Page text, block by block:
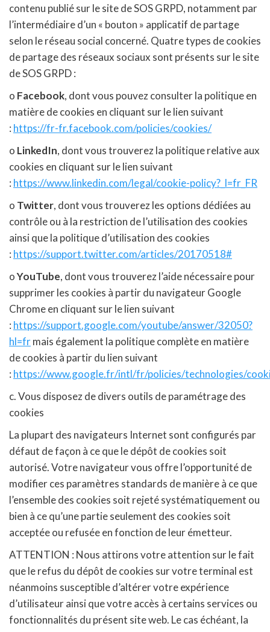
contenu publié sur le site de SOS GRPD, notamment par
l’intermédiaire d’un « bouton » applicatif de partage
selon le réseau social concerné. Quatre types de cookies
de partage des réseaux sociaux sont présents sur le site
de SOS GRPD :
o Facebook, dont vous pouvez consulter la politique en
matière de cookies en cliquant sur le lien suivant
: https://fr-fr.facebook.com/policies/cookies/
o LinkedIn, dont vous trouverez la politique relative aux
cookies en cliquant sur le lien suivant
: https://www.linkedin.com/legal/cookie-policy?_l=fr_FR
o Twitter, dont vous trouverez les options dédiées au
contrôle ou à la restriction de l’utilisation des cookies
ainsi que la politique d’utilisation des cookies
: https://support.twitter.com/articles/20170518#
oYouTube, dont vous trouverez l’aide nécessaire pour
supprimer les cookies à partir du navigateur Google
Chrome en cliquant sur le lien suivant
: https://support.google.com/youtube/answer/32050?
hl=frmais également la politique complète en matière
de cookies à partir du lien suivant
: https://www.google.fr/intl/fr/policies/technologies/
c. Vous disposez de divers outils de paramétrage des
cookies
La plupart des navigateurs Internet sont configurés par
défaut de façon à ce que le dépôt de cookies soit
autorisé. Votre navigateur vous offre l’opportunité de
modifier ces paramètres standards de manière à ce que
l’ensemble des cookies soit rejeté systématiquement ou
bien à ce qu’une partie seulement des cookies soit
acceptée ou refusée en fonction de leur émetteur.
ATTENTION : Nous attirons votre attention sur le fait
que le refus du dépôt de cookies sur votre terminal est
néanmoins susceptible d’altérer votre expérience
d’utilisateur ainsi que votre accès à certains services ou
fonctionnalités du présent site web. Le cas échéant, la